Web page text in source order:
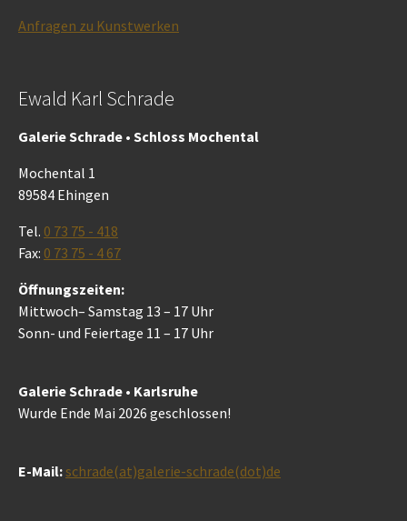
Anfragen zu Kunstwerken
Ewald Karl Schrade
Galerie Schrade • Schloss Mochental
Mochental 1
89584 Ehingen
Tel. 0 73 75 - 418
Fax: 0 73 75 - 4 67
Öffnungszeiten:
Mittwoch– Samstag 13 – 17 Uhr
Sonn- und Feiertage 11 – 17 Uhr
Galerie Schrade • Karlsruhe
Wurde Ende Mai 2026 geschlossen!
E-Mail:schrade(at)galerie-schrade(dot)de